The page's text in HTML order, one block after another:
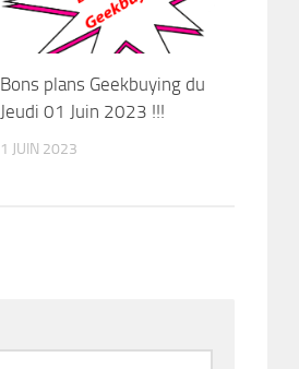
Bons plans Geekbuying du
Jeudi 01 Juin 2023 !!!
1 JUIN 2023